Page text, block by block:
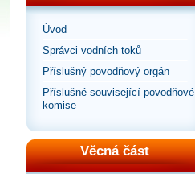
Úvod
Správci vodních toků
Příslušný povodňový orgán
Příslušné související povodňové
komise
Věcná část